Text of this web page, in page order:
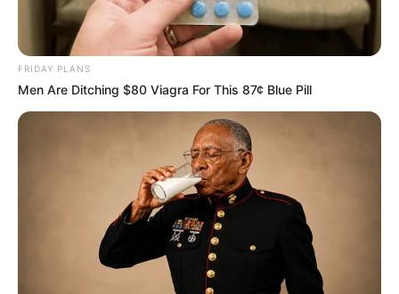
FRIDAY PLANS
Men Are Ditching $80 Viagra For This 87¢ Blue Pill